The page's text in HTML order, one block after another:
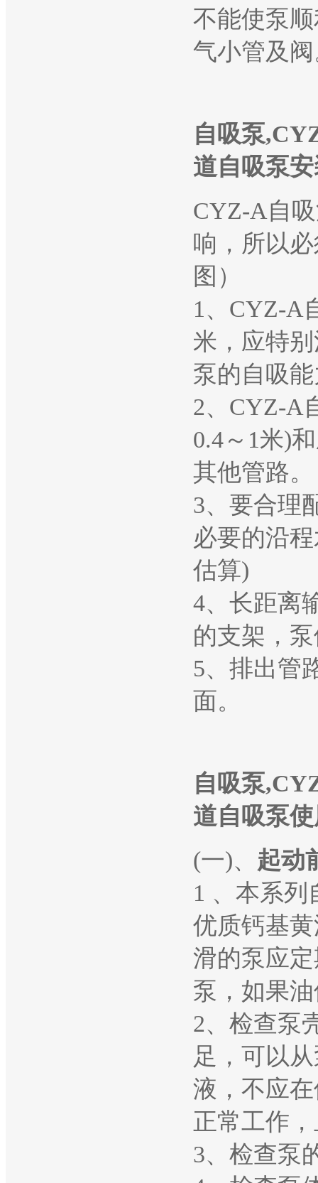
不能使泵
气小管及
自吸泵
道自吸泵
CYZ-A自
响，所以
图）
1、CYZ-A
米，应特
泵的自吸
2、CYZ-A
0.4～1米)
其他管路。
3、要合理
必要的沿
估算)
4、长距离
的支架，
5、排出管
面。
自吸泵
道自吸泵
(一)、 起动
1 、本系
优质钙基
滑的泵应
泵，如果
2、检查泵
足，可以
液，不应
正常工作
3、检查泵